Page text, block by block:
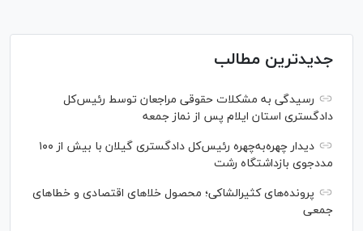
جدیدترین مطالب
رسیدگی به مشکلات حقوقی مراجعان توسط رئیس‌کل
دادگستری استان ایلام پس از نماز جمعه
دیدار چهره‌به‌چهره رئیس‌کل دادگستری گیلان با بیش از ۱۰۰
مددجوی بازداشتگاه رشت
پرونده‌های کثیرالشاکی؛ محصول خلا‌های اقتصادی و خطا‌های
جمعی